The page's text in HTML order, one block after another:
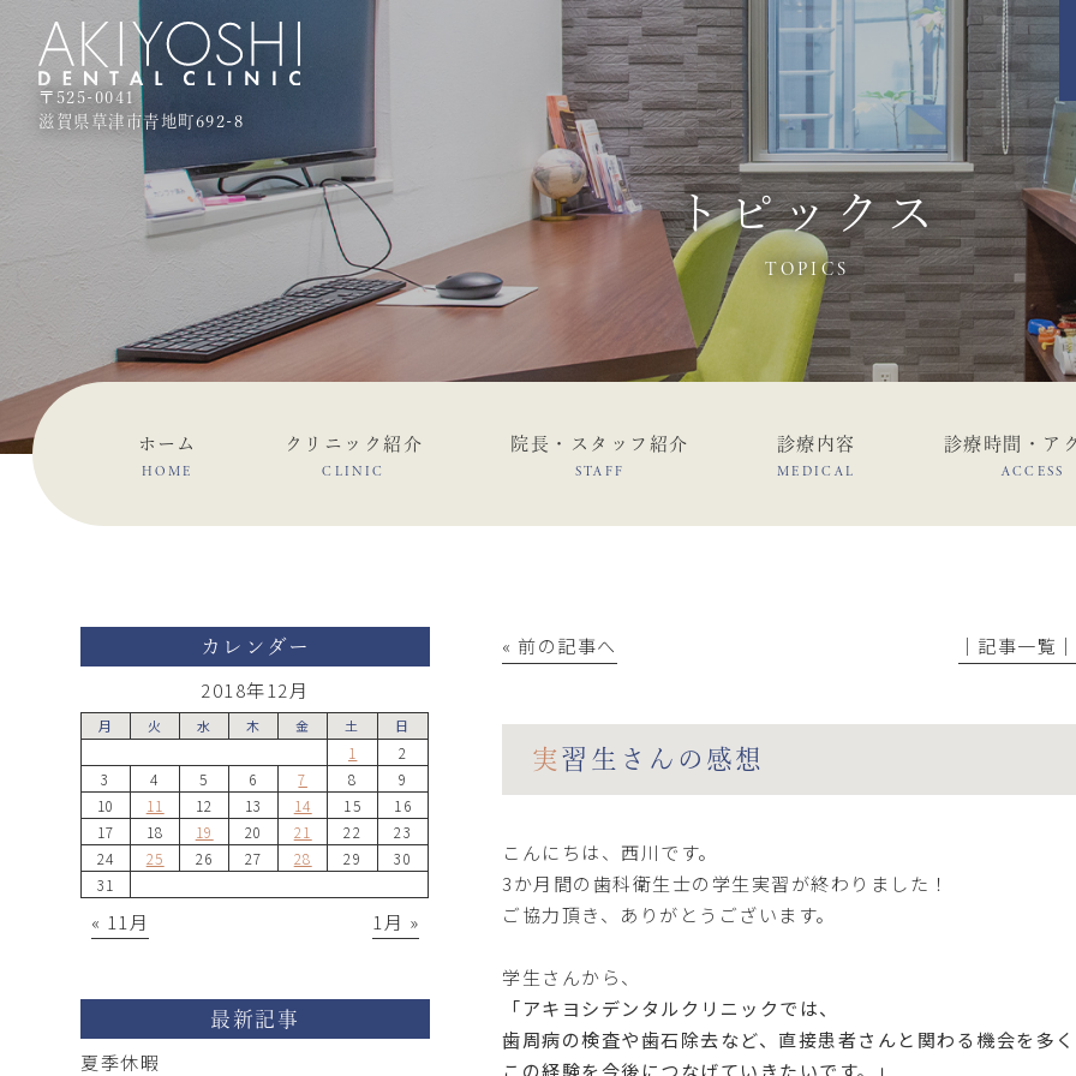
〒525-0041
滋賀県草津市青地町692-8
トピックス
TOPICS
ホーム
HOME
クリニック紹介
CLINIC
院長・スタッフ紹介
STAFF
診療内容
MEDICAL
診療時間・ア
ACCESS
« 前の記事へ │記事一覧│
実習生さんの感想
こんにちは、西川です。
3か月間の歯科衛生士の学生実習が終わりました！
ご協力頂き、ありがとうございます。
学生さんから、
「アキヨシデンタルクリニックでは、
歯周病の検査や歯石除去など、直接患者さんと関わる機会を多く
この経験を今後につなげていきたいです。」
カレンダー
2018年12月
月 火 水 木 金 土 日
1
2
3
4 5 6 7 8
9
10
11 12 13 14 15
16
17
18 19 20 21 22
23
24
25 26 27 28 29
30
31
« 11月 1月 »
最新記事
夏季休暇